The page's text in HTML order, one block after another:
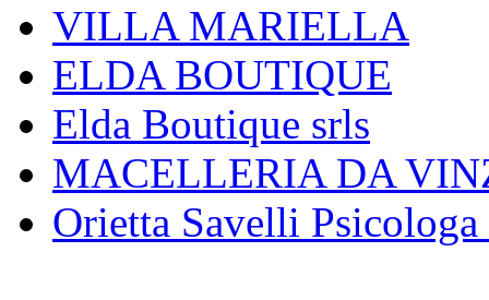
VILLA MARIELLA
ELDA BOUTIQUE
Elda Boutique srls
MACELLERIA DA
Orietta Savelli Psicologa